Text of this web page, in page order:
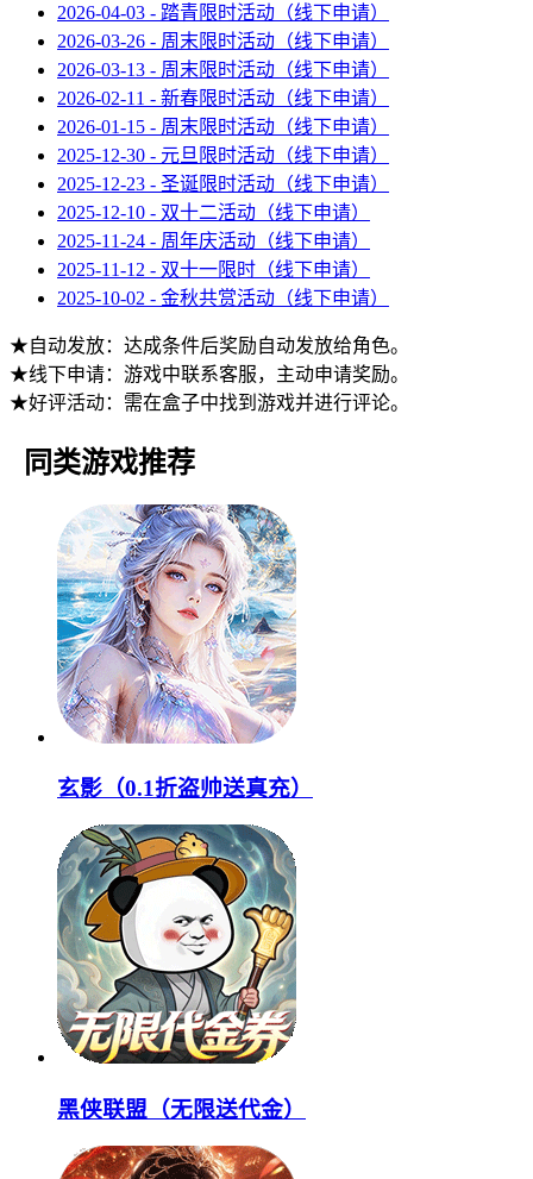
2026-04-03 - 踏青限时活动（线下申请）
2026-03-26 - 周末限时活动（线下申请）
2026-03-13 - 周末限时活动（线下申请）
2026-02-11 - 新春限时活动（线下申请）
2026-01-15 - 周末限时活动（线下申请）
2025-12-30 - 元旦限时活动（线下申请）
2025-12-23 - 圣诞限时活动（线下申请）
2025-12-10 - 双十二活动（线下申请）
2025-11-24 - 周年庆活动（线下申请）
2025-11-12 - 双十一限时（线下申请）
2025-10-02 - 金秋共赏活动（线下申请）
★自动发放：达成条件后奖励自动发放给角色。
★线下申请：游戏中联系客服，主动申请奖励。
★好评活动：需在盒子中找到游戏并进行评论。
同类游戏推荐
玄影（0.1折盗帅送真充）
黑侠联盟（无限送代金）